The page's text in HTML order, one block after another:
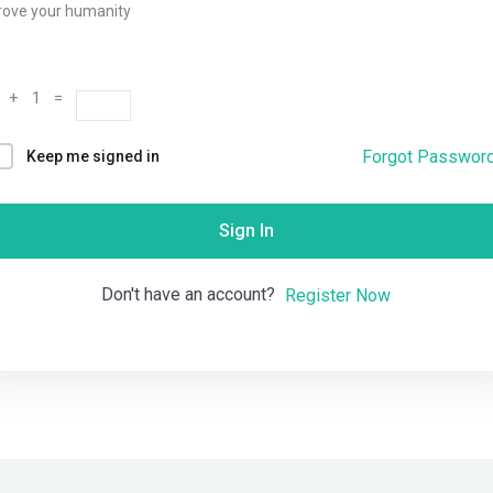
your humanity
+ 1 =
Keep me signed in Forgot
Sign In
Don't have an account? Register Now